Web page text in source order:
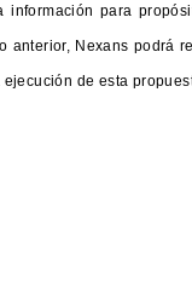
para
Nexans podrá
de esta